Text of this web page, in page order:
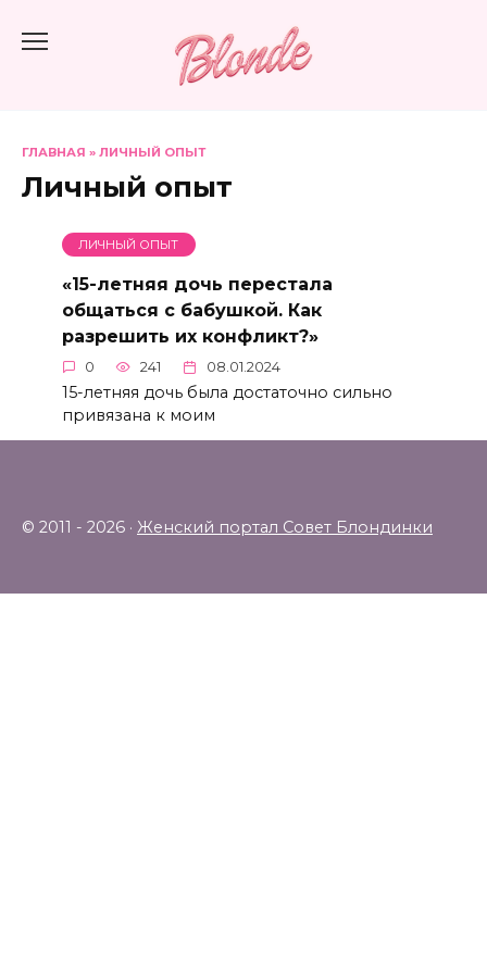
ГЛАВНАЯ » ЛИЧНЫЙ ОПЫТ
Личный опыт
ЛИЧНЫЙ ОПЫТ
«15-летняя дочь перестала
общаться с бабушкой. Как
разрешить их конфликт?»
0 241 08.01.2024
15-летняя дочь была достаточно сильно
привязана к моим
© 2011 - 2026 · Женский портал Совет Блондинки